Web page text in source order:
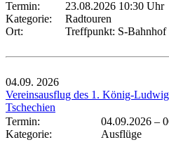
Termin:
23.08.2026 10:30 Uhr
Kategorie:
Radtouren
Ort:
Treffpunkt: S-Bahnhof
04.09. 2026
Vereinsausflug des 1. König-
Tschechien
Termin:
04.09.2026 –
Kategorie:
Ausflüge